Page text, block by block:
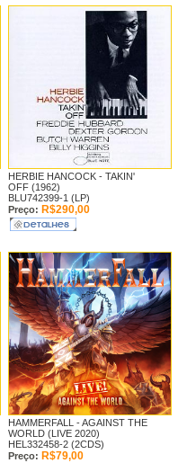
HERBIE HANCOCK - TAKIN'
OFF (1962)
BLU742399-1 (LP)
Preço: R$290,00
HAMMERFALL -AGAINST THE
WORLD (LIVE 2020)
HEL332458-2 (2CDS)
Preço: R$79,00